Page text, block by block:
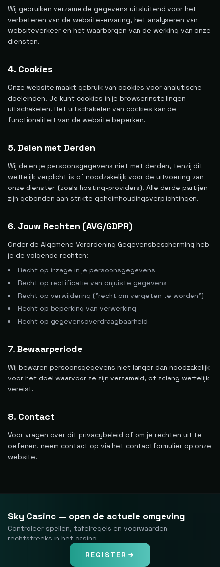
Wij gebruiken verzamelde gegevens uitsluitend voor het
verbeteren van de website-ervaring, het analyseren van
websiteverkeer en het waarborgen van de werking van onze
diensten.
4. Cookies
Onze website maakt gebruik van cookies voor analytische
doeleinden. Je kunt cookies in je browserinstellingen
uitschakelen. Het uitschakelen van cookies kan de
functionaliteit van de website beperken.
5. Delen met Derden
Wij delen je persoonsgegevens niet met derden, tenzij dit
wettelijk verplicht is of noodzakelijk voor de uitvoering van
onze diensten (zoals hosting-providers). Alle derde partijen
zijn gebonden aan strikte geheimhoudingsverplichtingen.
6. Jouw Rechten (AVG/GDPR)
Onder de Algemene Verordening Gegevensbescherming heb
je de volgende rechten:
Recht op inzage in je persoonsgegevens
Recht op rectificatie van onjuiste gegevens
Recht op verwijdering ("recht om vergeten te worden")
Recht op beperking van verwerking
Recht op gegevensoverdraagbaarheid
7. Bewaarperiode
Wij bewaren persoonsgegevens niet langer dan noodzakelijk
voor het doel waarvoor ze zijn verzameld, of zolang wettelijk
vereist.
8. Contact
Voor vragen over dit privacybeleid of om je rechten uit te
oefenen, neem contact op via het contactformulier op onze
website.
Sky Casino — open de actuele omgeving
Controleer spellen, tafelregels en voorwaarden
rechtstreeks in het casino.
REGISTER